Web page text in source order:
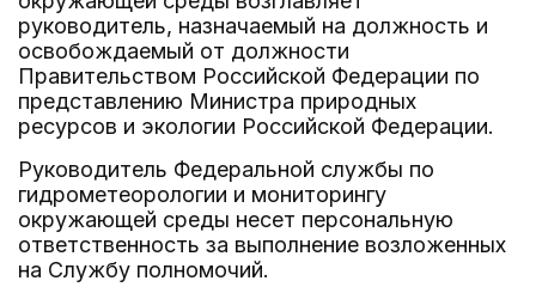
руководитель, назначаемый на должность и
освобождаемый от должности
Правительством Российской Федерации по
представлению Министра природных
ресурсов и экологии Российской Федерации.
Руководитель Федеральной службы по
гидрометеорологии и мониторингу
окружающей среды несет персональную
ответственность за выполнение возложенных
на Службу полномочий.